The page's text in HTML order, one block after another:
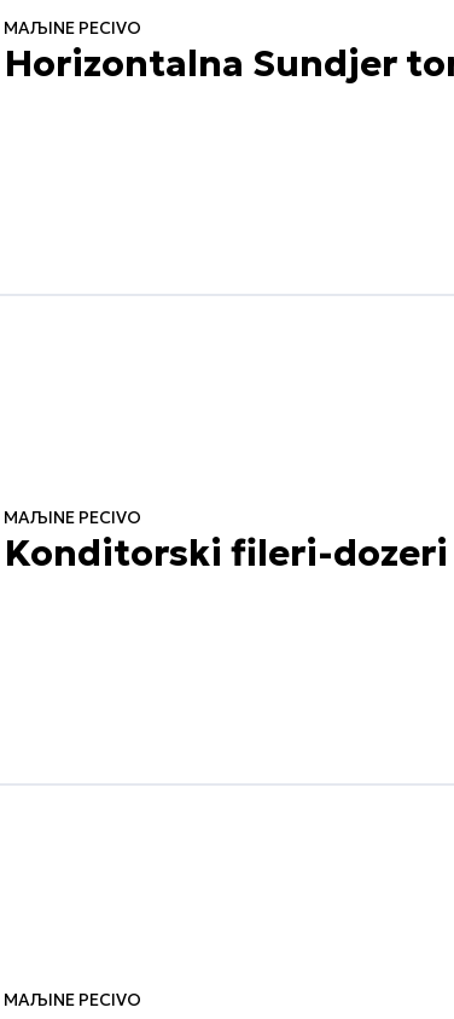
MAЉINE PECIVO
Horizontalna Sundjer
MAЉINE PECIVO
Konditorski fileri-dozeri
MAЉINE PECIVO